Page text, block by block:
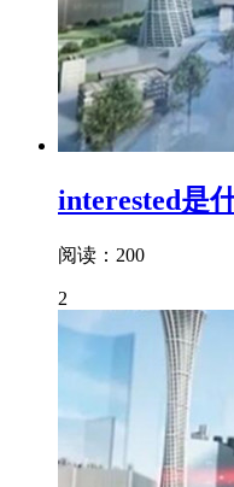
interested是
阅读：200
2